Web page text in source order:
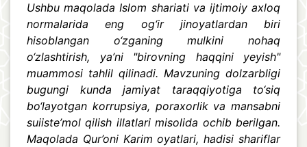
Ushbu maqolada Islom shariati va ijtimoiy axloq
normalarida eng og‘ir jinoyatlardan biri
hisoblangan o‘zganing mulkini nohaq
o‘zlashtirish, ya’ni "birovning haqqini yeyish"
muammosi tahlil qilinadi. Mavzuning dolzarbligi
bugungi kunda jamiyat taraqqiyotiga to‘siq
bo‘layotgan korrupsiya, poraxorlik va mansabni
suiiste’mol qilish illatlari misolida ochib berilgan.
Maqolada Qur’oni Karim oyatlari, hadisi shariflar